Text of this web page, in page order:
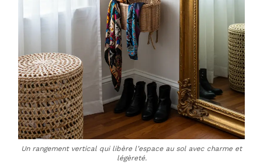
Un rangement vertical qui libère l’espace au sol avec charme et
légèreté.